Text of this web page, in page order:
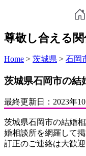
尊敬し合える
Home > 茨城県 > 石岡
茨城県石岡市の結
最終更新日： 2023年
茨城県石岡市の結婚
婚相談所を網羅して
訂正のご連絡は大歓迎